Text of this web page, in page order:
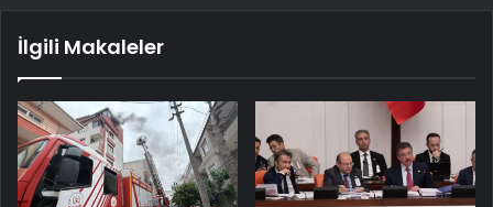
İlgili Makaleler